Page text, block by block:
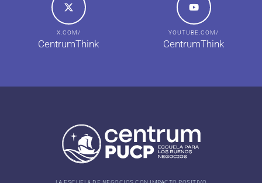
X.COM/
CentrumThink
YOUTUBE.COM/
CentrumThink